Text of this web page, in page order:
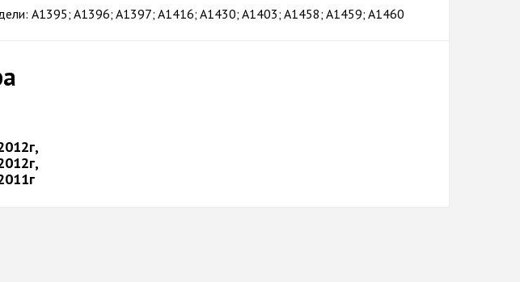
A1395; A1396; A1397; A1416; A1430; A1403; A1458; A1459; A1460